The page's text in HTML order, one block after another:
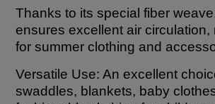
Thanks to its special fiber
ensures excellent air circulation,
for summer clothing and
Versatile Use: An excellent
swaddles, blankets, baby